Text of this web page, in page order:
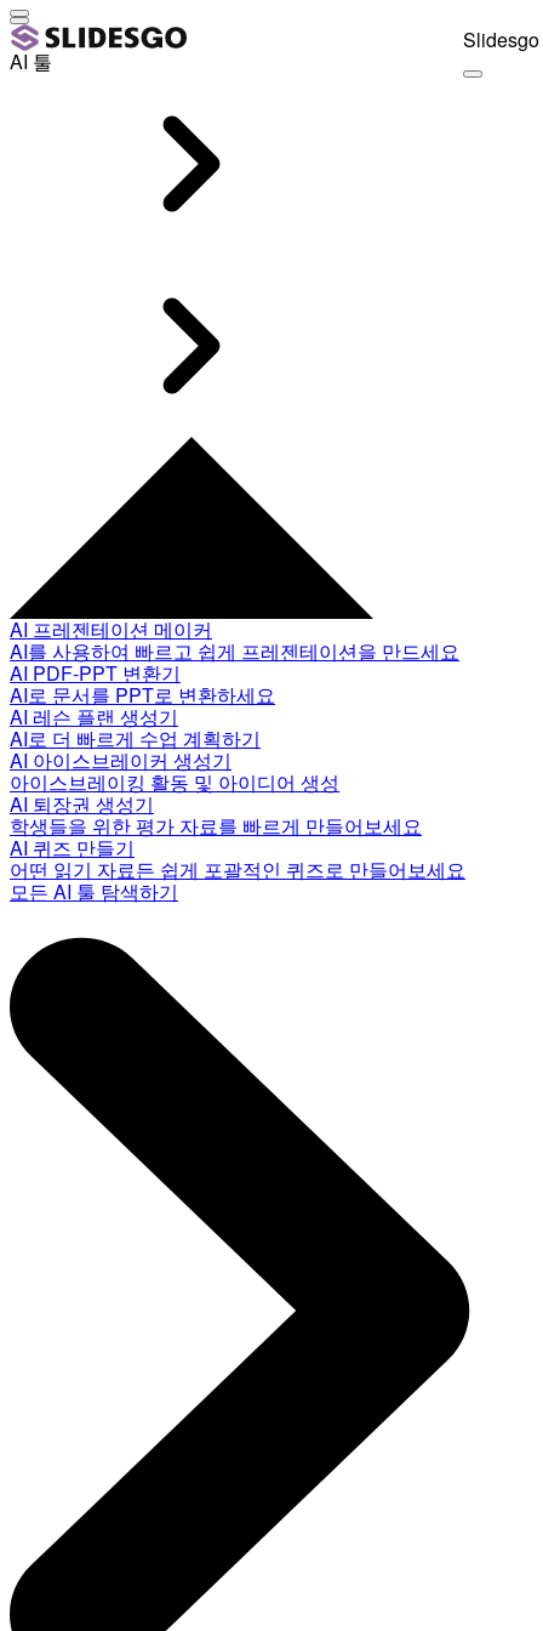
AI 툴
AI 프레젠테이션 메이커
AI를 사용하여 빠르고 쉽게 프레젠테이션을 만드세요
AI PDF-PPT 변환기
AI로 문서를 PPT로 변환하세요
AI 레슨 플랜 생성기
AI로 더 빠르게 수업 계획하기
AI 아이스브레이커 생성기
아이스브레이킹 활동 및 아이디어 생성
AI 퇴장권 생성기
학생들을 위한 평가 자료를 빠르게 만들어보세요
AI 퀴즈 만들기
어떤 읽기 자료든 쉽게 포괄적인 퀴즈로 만들어보세요
모든 AI 툴 탐색하기